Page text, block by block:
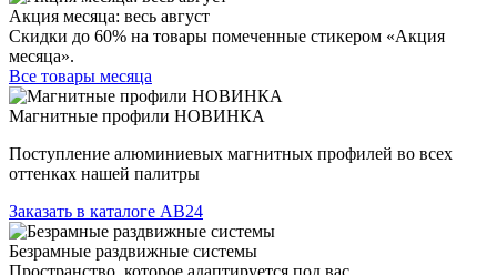
Акция месяца: весь август
Скидки до 60% на товары помеченные стикером «Акция
месяца».
Все товары месяца
Магнитные профили НОВИНКА
Поступление алюминиевых магнитных профилей во всех
оттенках нашей палитры
Заказать в каталоге АВ24
Безрамные раздвижные системы